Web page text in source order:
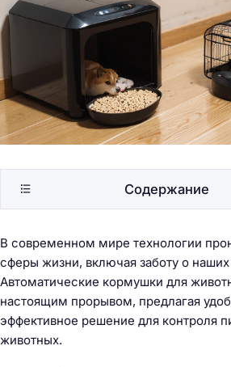
В современном мире технологии
сферы жизни, включая заботу о
Автоматические кормушки для
настоящим прорывом, предлагая
эффективное решение для контроля
животных.
Содержание